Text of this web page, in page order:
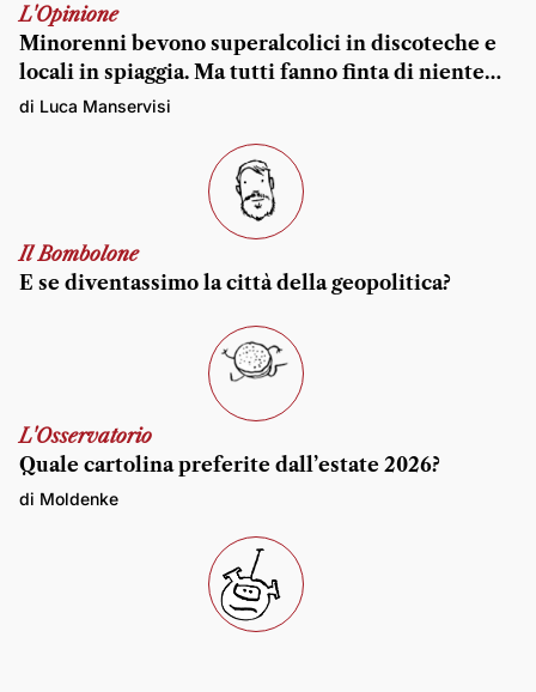
L'Opinione
Minorenni bevono superalcolici in discoteche e
locali in spiaggia. Ma tutti fanno finta di niente…
di Luca Manservisi
Il Bombolone
E se diventassimo la città della geopolitica?
L'Osservatorio
Quale cartolina preferite dall’estate 2026?
di Moldenke